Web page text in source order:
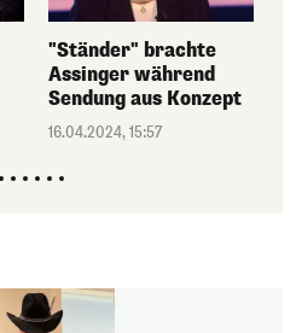
"Ständer" brachte
Assinger während
Sendung aus Konzept
16.04.2024, 15:57